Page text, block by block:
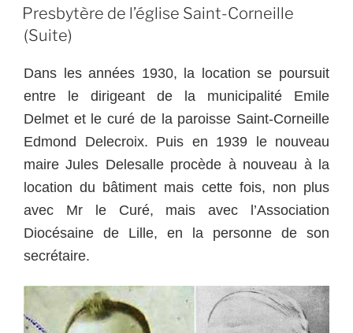
LE
Presbytère de l’église Saint-Corneille
(Suite)
Dans les années 1930, la location se poursuit
entre le dirigeant de la municipalité Emile
Delmet et le curé de la paroisse Saint-Corneille
Edmond Delecroix. Puis en 1939 le nouveau
maire Jules Delesalle procède à nouveau à la
location du bâtiment mais cette fois, non plus
avec Mr le Curé, mais avec l’Association
Diocésaine de Lille, en la personne de son
secrétaire.